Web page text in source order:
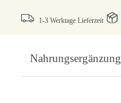
1-3 Werktage Lieferzeit
Nahrungsergänzung